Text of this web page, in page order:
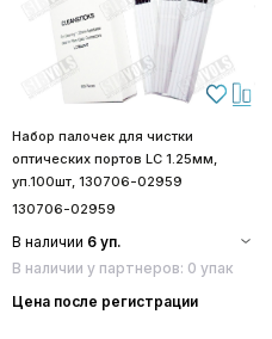
Набор палочек для чистки
оптических портов LC 1.25мм,
уп.100шт, 130706-02959
130706-02959
В наличии 6 уп.
В наличии у партнеров: 0 упак
Цена после регистрации